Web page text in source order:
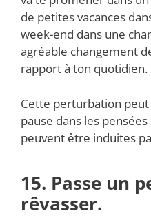
de petites vacances
week-end dans une
agréable changement
rapport à ton quotidien.
Cette perturbation
pause dans les
peuvent être induites
15. Passe un
rêvasser.